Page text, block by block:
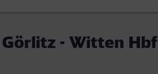
Görlitz - Witten Hbf